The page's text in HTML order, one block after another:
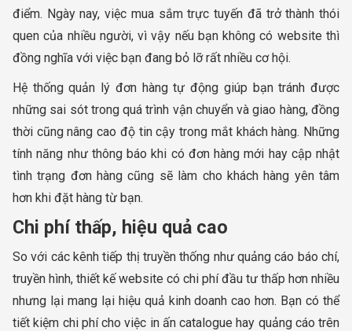
điểm. Ngày nay, việc mua sắm trực tuyến đã trở thành thói
quen của nhiều người, vì vậy nếu bạn không có website thì
đồng nghĩa với việc bạn đang bỏ lỡ rất nhiều cơ hội.
Hệ thống quản lý đơn hàng tự động giúp bạn tránh được
những sai sót trong quá trình vận chuyển và giao hàng, đồng
thời cũng nâng cao độ tin cậy trong mắt khách hàng. Những
tính năng như thông báo khi có đơn hàng mới hay cập nhật
tình trạng đơn hàng cũng sẽ làm cho khách hàng yên tâm
hơn khi đặt hàng từ bạn.
Chi phí thấp, hiệu quả cao
So với các kênh tiếp thị truyền thống như quảng cáo báo chí,
truyền hình, thiết kế website có chi phí đầu tư thấp hơn nhiều
nhưng lại mang lại hiệu quả kinh doanh cao hơn. Bạn có thể
tiết kiệm chi phí cho việc in ấn catalogue hay quảng cáo trên